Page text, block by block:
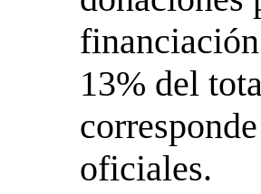
13% del
oficiales.